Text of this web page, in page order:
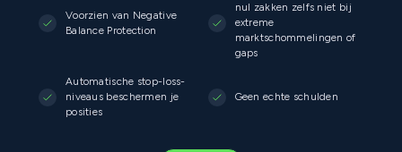
Voorzien van Negative
Balance Protection
nul zakken zelfs niet bij
extreme
marktschommelingen of
gaps
Automatische stop-loss-
niveaus beschermen je
posities
Geen echte schulden